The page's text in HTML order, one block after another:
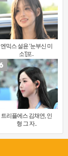
엔믹스 설윤 ‘눈부신 미
소’[포..
트리플에스 김채연, 인
형 그 자..